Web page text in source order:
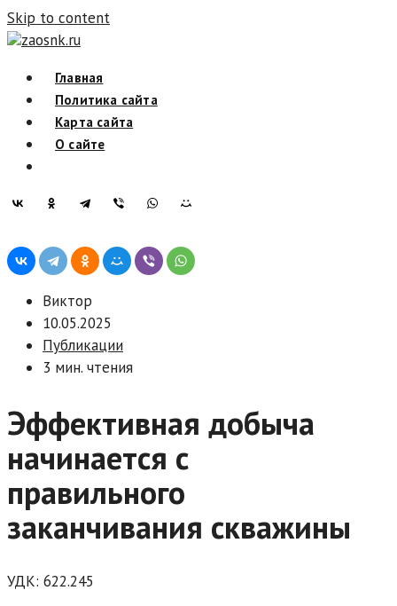
Skip to content
zaosnk.ru
Главная
Политика сайта
Карта сайта
О сайте
Виктор
10.05.2025
Публикации
3 мин. чтения
Эффективная добыча
начинается с
правильного
заканчивания скважины
УДК: 622.245